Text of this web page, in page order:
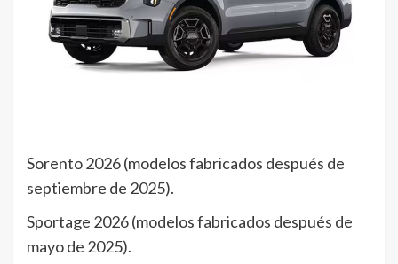
Sorento 2026 (modelos fabricados después de
septiembre de 2025).
Sportage 2026 (modelos fabricados después de
mayo de 2025).